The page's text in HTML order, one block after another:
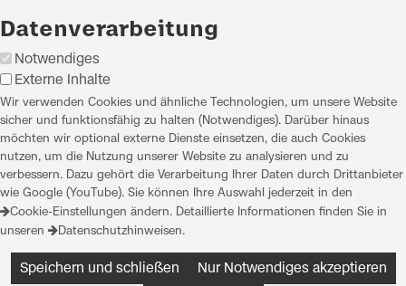
Datenverarbeitung
Notwendiges
Externe Inhalte
Wir verwenden Cookies und ähnliche Technologien, um unsere Website
sicher und funktionsfähig zu halten (Notwendiges). Darüber hinaus
möchten wir optional externe Dienste einsetzen, die auch Cookies
nutzen, um die Nutzung unserer Website zu analysieren und zu
verbessern. Dazu gehört die Verarbeitung Ihrer Daten durch Drittanbieter
wie Google (YouTube). Sie können Ihre Auswahl jederzeit in den
Cookie-Einstellungen ändern. Detaillierte Informationen finden Sie in
unseren
Datenschutzhinweisen.
Speichern und schließen Nur Notwendiges akzeptieren